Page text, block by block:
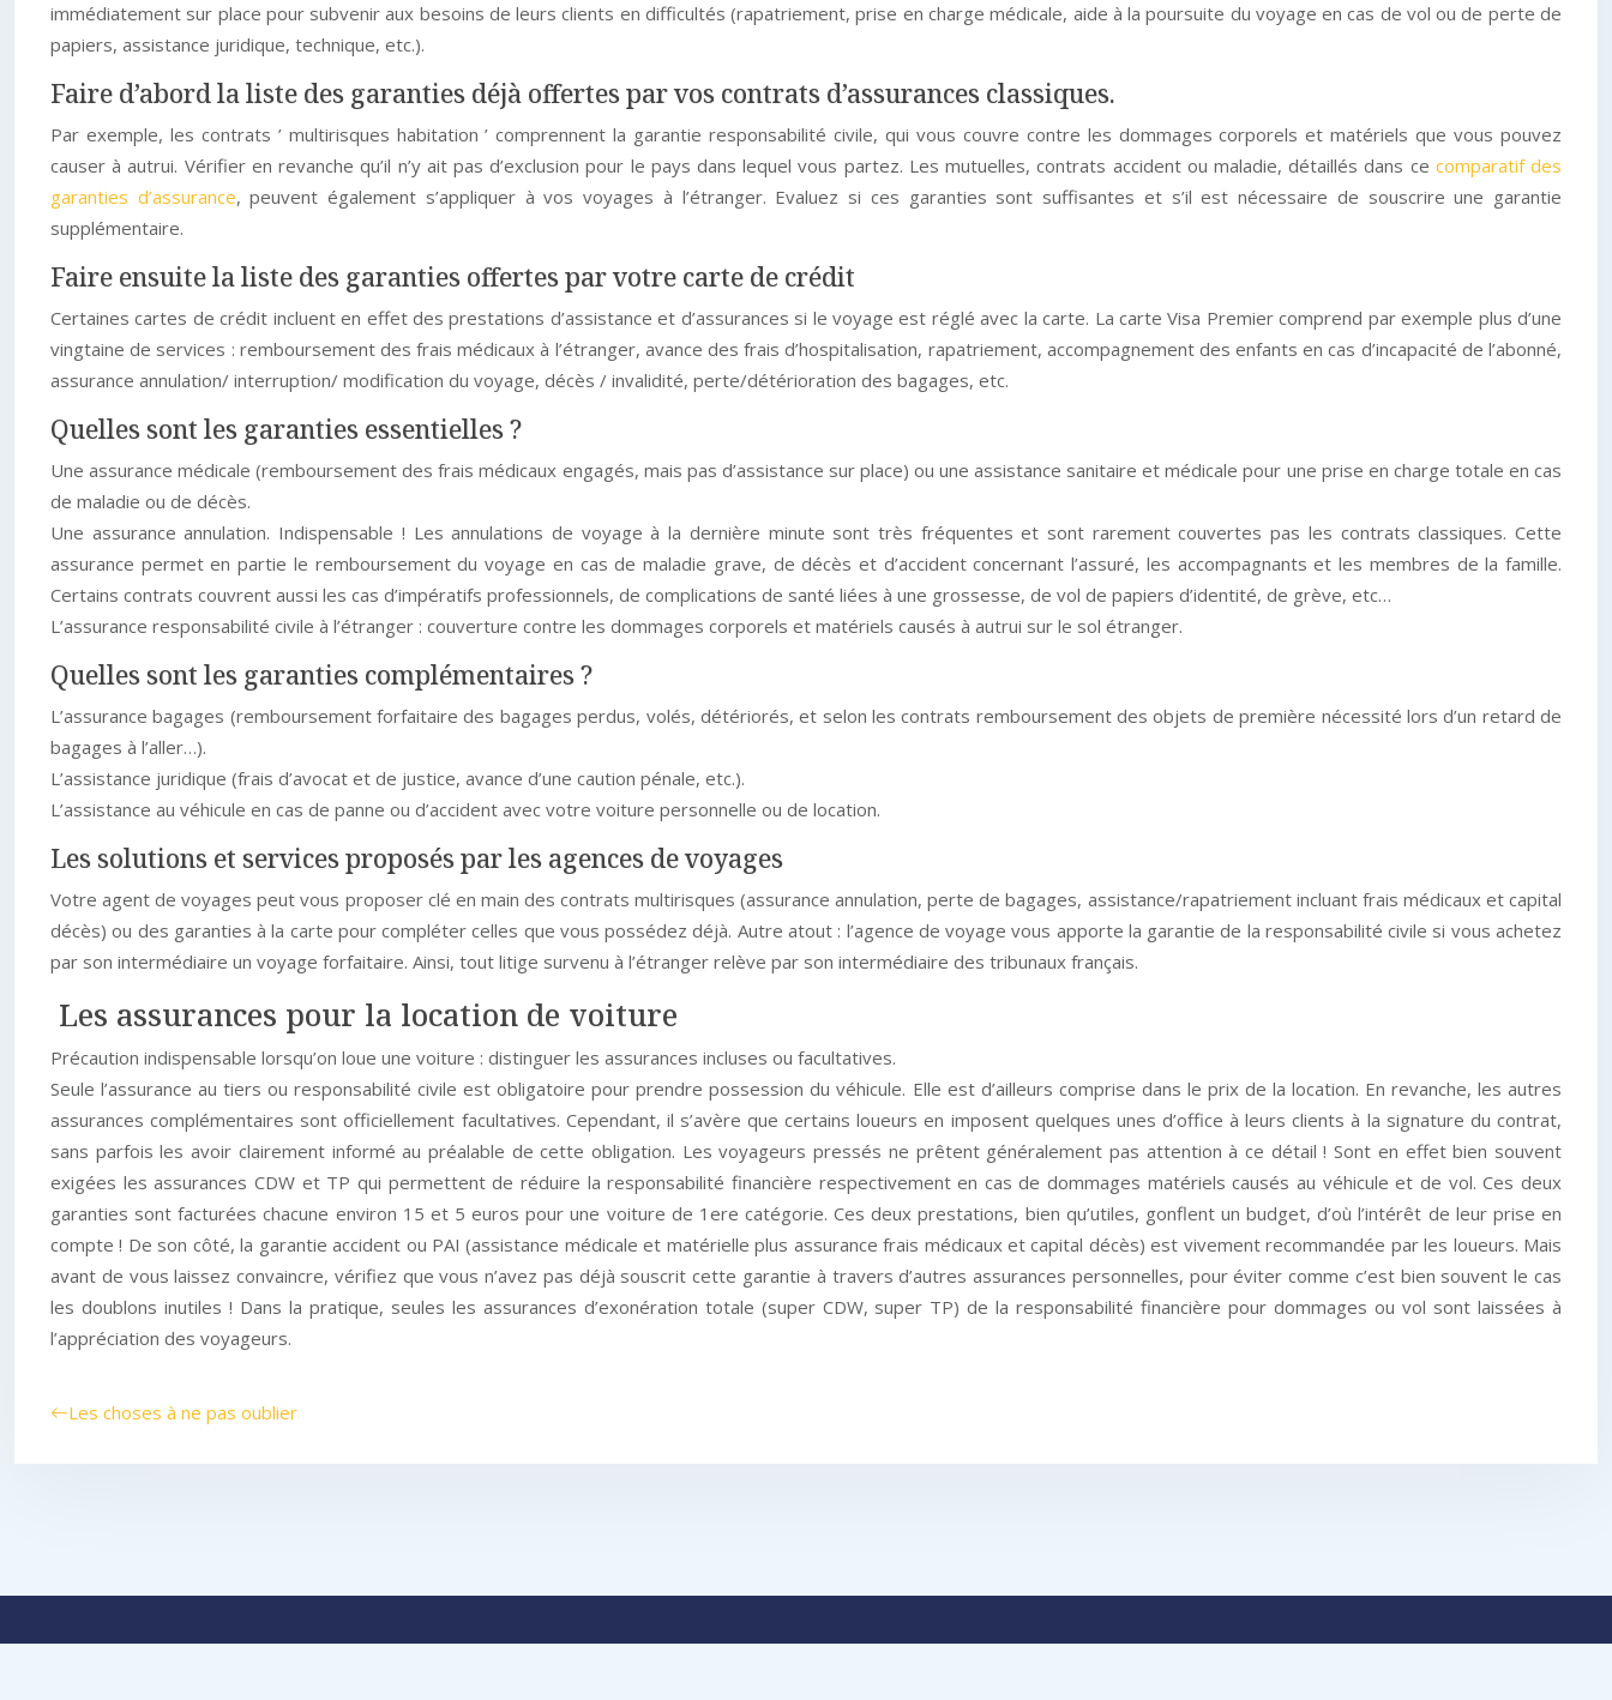
immédiatement sur place pour subvenir aux besoins de leurs clients en difficultés (rapatriement, prise en charge médicale, aide à la poursuite du voyage en cas de vol ou de perte de
papiers, assistance juridique, technique, etc.).
Faire d’abord la liste des garanties déjà offertes par vos contrats d’assurances classiques.
Par exemple, les contrats ’ multirisques habitation ’ comprennent la garantie responsabilité civile, qui vous couvre contre les dommages corporels et matériels que vous pouvez
causer à autrui. Vérifier en revanche qu’il n’y ait pas d’exclusion pour le pays dans lequel vous partez. Les mutuelles, contrats accident ou maladie, détaillés dans ce comparatif des
garanties d’assurance, peuvent également s’appliquer à vos voyages à l’étranger. Evaluez si ces garanties sont suffisantes et s’il est nécessaire de souscrire une garantie
supplémentaire.
Faire ensuite la liste des garanties offertes par votre carte de crédit
Certaines cartes de crédit incluent en effet des prestations d’assistance et d’assurances si le voyage est réglé avec la carte. La carte Visa Premier comprend par exemple plus d’une
vingtaine de services : remboursement des frais médicaux à l’étranger, avance des frais d’hospitalisation, rapatriement, accompagnement des enfants en cas d’incapacité de l’abonné,
assurance annulation/ interruption/ modification du voyage, décès / invalidité, perte/détérioration des bagages, etc.
Quelles sont les garanties essentielles ?
Une assurance médicale (remboursement des frais médicaux engagés, mais pas d’assistance sur place) ou une assistance sanitaire et médicale pour une prise en charge totale en cas
de maladie ou de décès.
Une assurance annulation. Indispensable ! Les annulations de voyage à la dernière minute sont très fréquentes et sont rarement couvertes pas les contrats classiques. Cette
assurance permet en partie le remboursement du voyage en cas de maladie grave, de décès et d’accident concernant l’assuré, les accompagnants et les membres de la famille.
Certains contrats couvrent aussi les cas d’impératifs professionnels, de complications de santé liées à une grossesse, de vol de papiers d’identité, de grève, etc…
L’assurance responsabilité civile à l’étranger : couverture contre les dommages corporels et matériels causés à autrui sur le sol étranger.
Quelles sont les garanties complémentaires ?
L’assurance bagages (remboursement forfaitaire des bagages perdus, volés, détériorés, et selon les contrats remboursement des objets de première nécessité lors d’un retard de
bagages à l’aller…).
L’assistance juridique (frais d’avocat et de justice, avance d’une caution pénale, etc.).
L’assistance au véhicule en cas de panne ou d’accident avec votre voiture personnelle ou de location.
Les solutions et services proposés par les agences de voyages
Votre agent de voyages peut vous proposer clé en main des contrats multirisques (assurance annulation, perte de bagages, assistance/rapatriement incluant frais médicaux et capital
décès) ou des garanties à la carte pour compléter celles que vous possédez déjà. Autre atout : l’agence de voyage vous apporte la garantie de la responsabilité civile si vous achetez
par son intermédiaire un voyage forfaitaire. Ainsi, tout litige survenu à l’étranger relève par son intermédiaire des tribunaux français.
Les assurances pour la location de voiture
Précaution indispensable lorsqu’on loue une voiture : distinguer les assurances incluses ou facultatives.
Seule l’assurance au tiers ou responsabilité civile est obligatoire pour prendre possession du véhicule. Elle est d’ailleurs comprise dans le prix de la location. En revanche, les autres
assurances complémentaires sont officiellement facultatives. Cependant, il s’avère que certains loueurs en imposent quelques unes d’office à leurs clients à la signature du contrat,
sans parfois les avoir clairement informé au préalable de cette obligation. Les voyageurs pressés ne prêtent généralement pas attention à ce détail ! Sont en effet bien souvent
exigées les assurances CDW et TP qui permettent de réduire la responsabilité financière respectivement en cas de dommages matériels causés au véhicule et de vol. Ces deux
garanties sont facturées chacune environ 15 et 5 euros pour une voiture de 1ere catégorie. Ces deux prestations, bien qu’utiles, gonflent un budget, d’où l’intérêt de leur prise en
compte ! De son côté, la garantie accident ou PAI (assistance médicale et matérielle plus assurance frais médicaux et capital décès) est vivement recommandée par les loueurs. Mais
avant de vous laissez convaincre, vérifiez que vous n’avez pas déjà souscrit cette garantie à travers d’autres assurances personnelles, pour éviter comme c’est bien souvent le cas
les doublons inutiles ! Dans la pratique, seules les assurances d’exonération totale (super CDW, super TP) de la responsabilité financière pour dommages ou vol sont laissées à
l’appréciation des voyageurs.
Les choses à ne pas oublier